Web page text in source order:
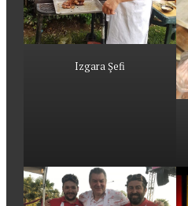
Izgara Şefi